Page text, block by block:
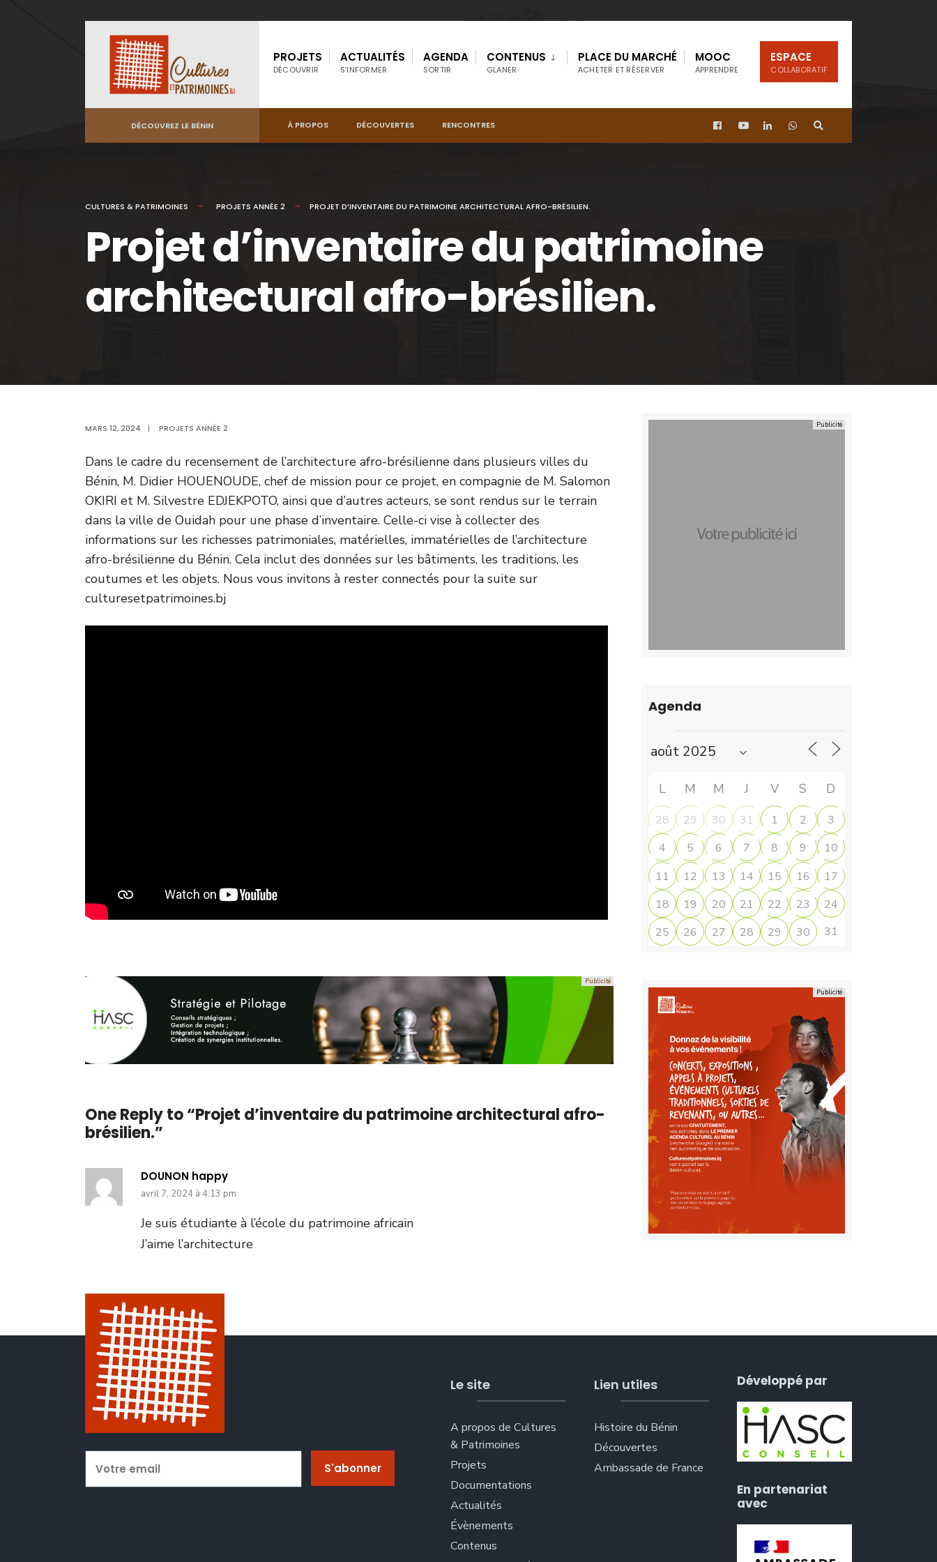
PROJETS
DÉCOUVRIR
ACTUALITÉS
S’INFORMER
AGENDA
SORTIR
CONTENUS
GLANER
PLACE DU MARCHÉ
ACHETER ET RÉSERVER
ESPACE
COLLABORATIF
MOOC
APPRENDRE
DÉCOUVREZ LE BÉNIN À PROPOS DÉCOUVERTES RENCONTRES
CULTURES & PATRIMOINES PROJETS ANNÉE 2 PROJET D’INVENTAIRE DU PATRIMOINE ARCHITECTURAL AFRO-BRÉSILIEN.
Projet d’inventaire du patrimoine
architectural afro-brésilien.
MARS 12, 2024 | PROJETS ANNÉE 2
Dans le cadre du recensement de l’architecture afro-brésilienne dans plusieurs villes du
Bénin, M. Didier HOUENOUDE, chef de mission pour ce projet, en compagnie de M. Salomon
OKIRI et M. Silvestre EDJEKPOTO, ainsi que d’autres acteurs, se sont rendus sur le terrain
dans la ville de Ouidah pour une phase d’inventaire. Celle-ci vise à collecter des
informations sur les richesses patrimoniales, matérielles, immatérielles de l’architecture
afro-brésilienne du Bénin. Cela inclut des données sur les bâtiments, les traditions, les
coutumes et les objets. Nous vous invitons à rester connectés pour la suite sur
culturesetpatrimoines.bj
One Reply to “Projet d’inventaire du patrimoine architectural afro-
brésilien.”
DOUNON happy
avril 7, 2024 à 4:13 pm
Je suis étudiante à l’école du patrimoine africain
J’aime l’architecture
Agenda
L M M J V S D
28 29 30 31 1 2
3
4
5 6 7 8 9
10
11
12 13 14 15 16
17
18
19 20 21 22 23
24
25
26 27 28 29 30 31
Le site
A propos de Cultures
& Patrimoines
Projets
Documentations
Actualités
Évènements
Contenus
Lien utiles
Histoire du Bénin
Découvertes
Ambassade de France
Développé par
En partenariat
avec